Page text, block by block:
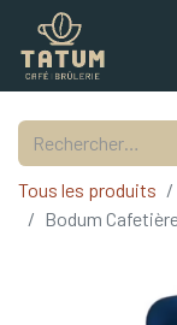
Tous les produits
Bodum